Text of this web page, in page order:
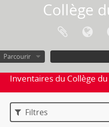
Collège
Parcourir
Inventaires du Collège du
Filtres